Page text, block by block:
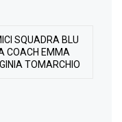
SQUADRA BLU
COACH EMMA
TOMARCHIO